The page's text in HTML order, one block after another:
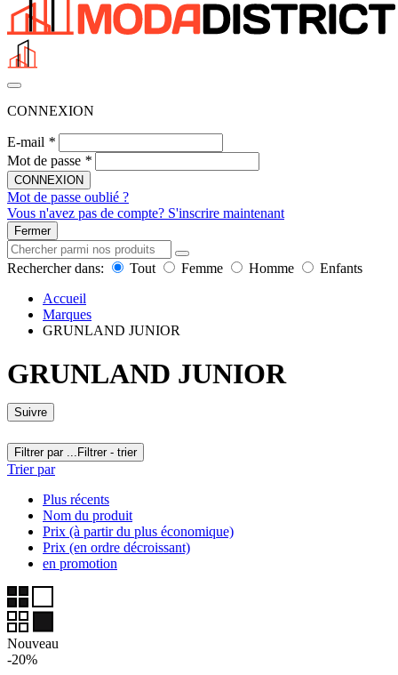
CONNEXION
E-mail *
Mot de passe *
CONNEXION
Mot de passe oublié ?
Vous n'avez pas de compte? S'inscrire maintenant
Fermer
Rechercher dans: Tout Femme Homme
Enfants
Accueil
Marques
GRUNLAND JUNIOR
GRUNLAND JUNIOR
Suivre
Filtrer par ... Filtrer - trier
Trier par
Plus récents
Nom du produit
Prix (à partir du plus économique)
Prix (en ordre décroissant)
en promotion
Nouveau
-20%